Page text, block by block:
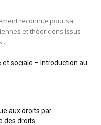
reconnue pour sa
et théoriciens issus
et sociale – Introduction au
aux droits par
des droits